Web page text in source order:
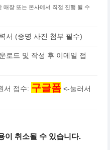
매장 또는 본사에서 직접 진행 될 수
서 (증명 사진 첨부 필수)
로드 및 작성 후 이메일 접
서 접수: 구글폼 <-눌러서
이 취소될 수 있습니다.